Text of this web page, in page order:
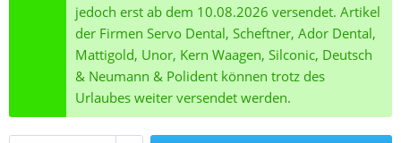
jedoch erst ab dem 10.08.2026 versendet. Artikel
der Firmen Servo Dental, Scheftner, Ador Dental,
Mattigold, Unor, Kern Waagen, Silconic, Deutsch
& Neumann & Polident können trotz des
Urlaubes weiter versendet werden.